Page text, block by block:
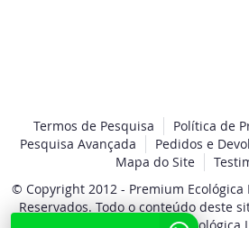
Termos de Pesquisa
Política de
Pesquisa Avançada
Pedidos e
Mapa do Site
© Copyright 2012 - Premium Ecológica
Reservados. Todo o conteúdo deste